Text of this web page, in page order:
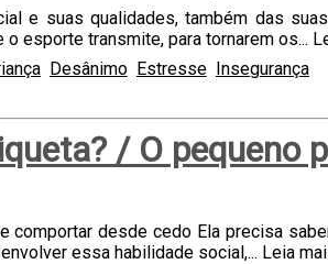
e suas qualidades, também das
esporte transmite, para tornarem os...
Desânimo Estresse Insegurança
/ O pequeno
desde cedo Ela precisa
essa habilidade social,... Leia